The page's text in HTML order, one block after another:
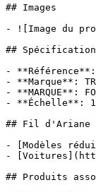
## Images
- ![Image du
##
- **Référence**:
- **Marque**:
- **MARQUE**:
- **Échelle**:
## Fil d'Ariane
- [Modèles
-
## Produits